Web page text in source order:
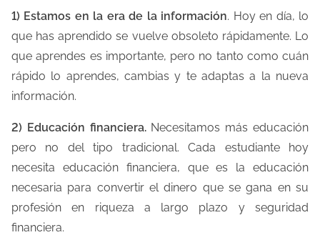
m
p
o
d
e
e
c
t
u
r
a
1) Estamos en la era de la información. Hoy en día, lo
que has aprendido se vuelve obsoleto rápidamente. Lo
que aprendes es importante, pero no tanto como cuán
rápido lo aprendes, cambias y te adaptas a la nueva
información.
2) Educación financiera.Necesitamos más educación
pero no del tipo tradicional. Cada estudiante hoy
necesita educación financiera, que es la educación
necesaria para convertir el dinero que se gana en su
profesión en riqueza a largo plazo y seguridad
financiera.